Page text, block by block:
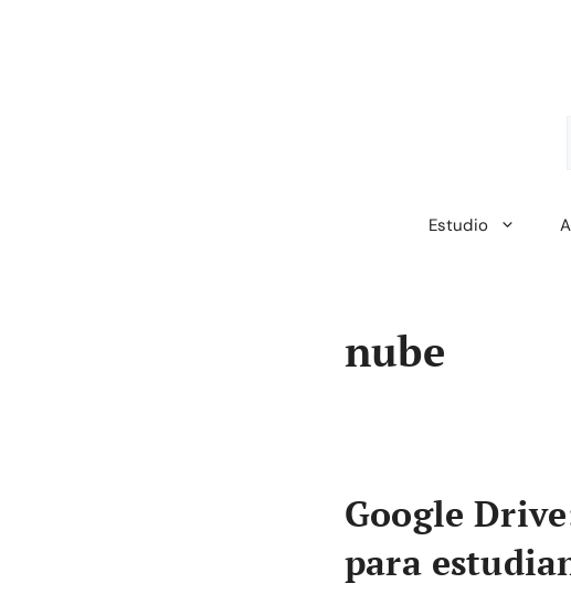
Estudio
nube
Google
para